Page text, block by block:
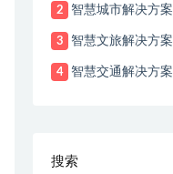
2 智慧城市解决方案
3 智慧文旅解决方案
4 智慧交通解决方案
搜索